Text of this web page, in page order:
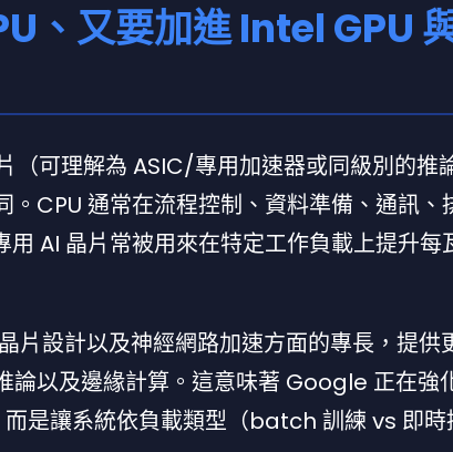
、又要加進 Intel GPU
（可理解為 ASIC/專用加速器或同級別的推
CPU 通常在流程控制、資料準備、通訊、
AI 晶片常被用來在特定工作負載上提升每
設計以及神經網路加速方面的專長，提供
論以及邊緣計算。這意味著 Google 正在強
而是讓系統依負載類型（batch 訓練 vs 即